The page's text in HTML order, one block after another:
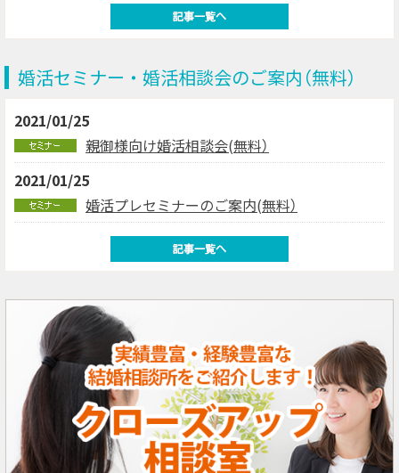
婚活セミナー・婚活相談会のご案内（無料）
2021/01/25
親御様向け婚活相談会(無料）
2021/01/25
婚活プレセミナーのご案内(無料）